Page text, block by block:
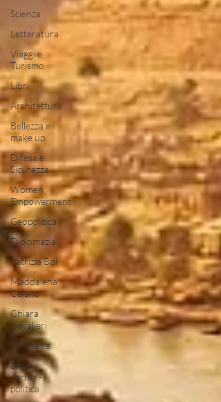
Scienza
Letteratura
Viaggi e
Turismo
Libri
Architettura
Bellezza e
make up
Difesa e
Sicurezza
Women
Empowerment
Geopolitica
Diplomazia
Patrizia Boi
Maddalena
Celano
Chiara
Cavalieri
Ambiente
arab-
corner-
politica